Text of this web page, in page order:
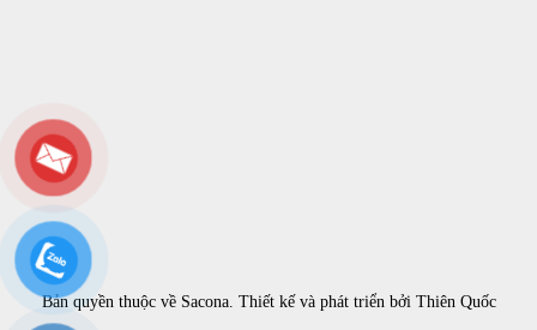
Bản quyền thuộc về Sacona. Thiết kế và phát triển bởi Thiên Quốc